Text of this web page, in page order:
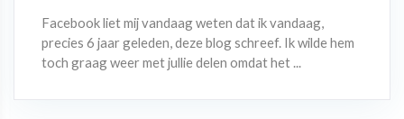
Facebook liet mij vandaag weten dat ik vandaag,
precies 6 jaar geleden, deze blog schreef. Ik wilde hem
toch graag weer met jullie delen omdat het ...